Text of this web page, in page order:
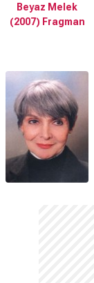
Beyaz Melek
(2007) Fragman